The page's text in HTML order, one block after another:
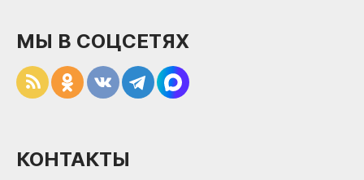
МЫ В СОЦСЕТЯХ
КОНТАКТЫ